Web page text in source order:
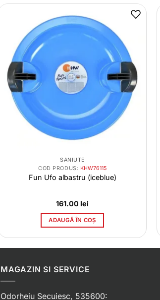
SANIUTE
COD PRODUS: KHW76115
Fun Ufo albastru (iceblue)
161.00 lei
ADAUGĂ ÎN COȘ
MAGAZIN SI SERVICE
Odorheiu Secuiesc, 535600: